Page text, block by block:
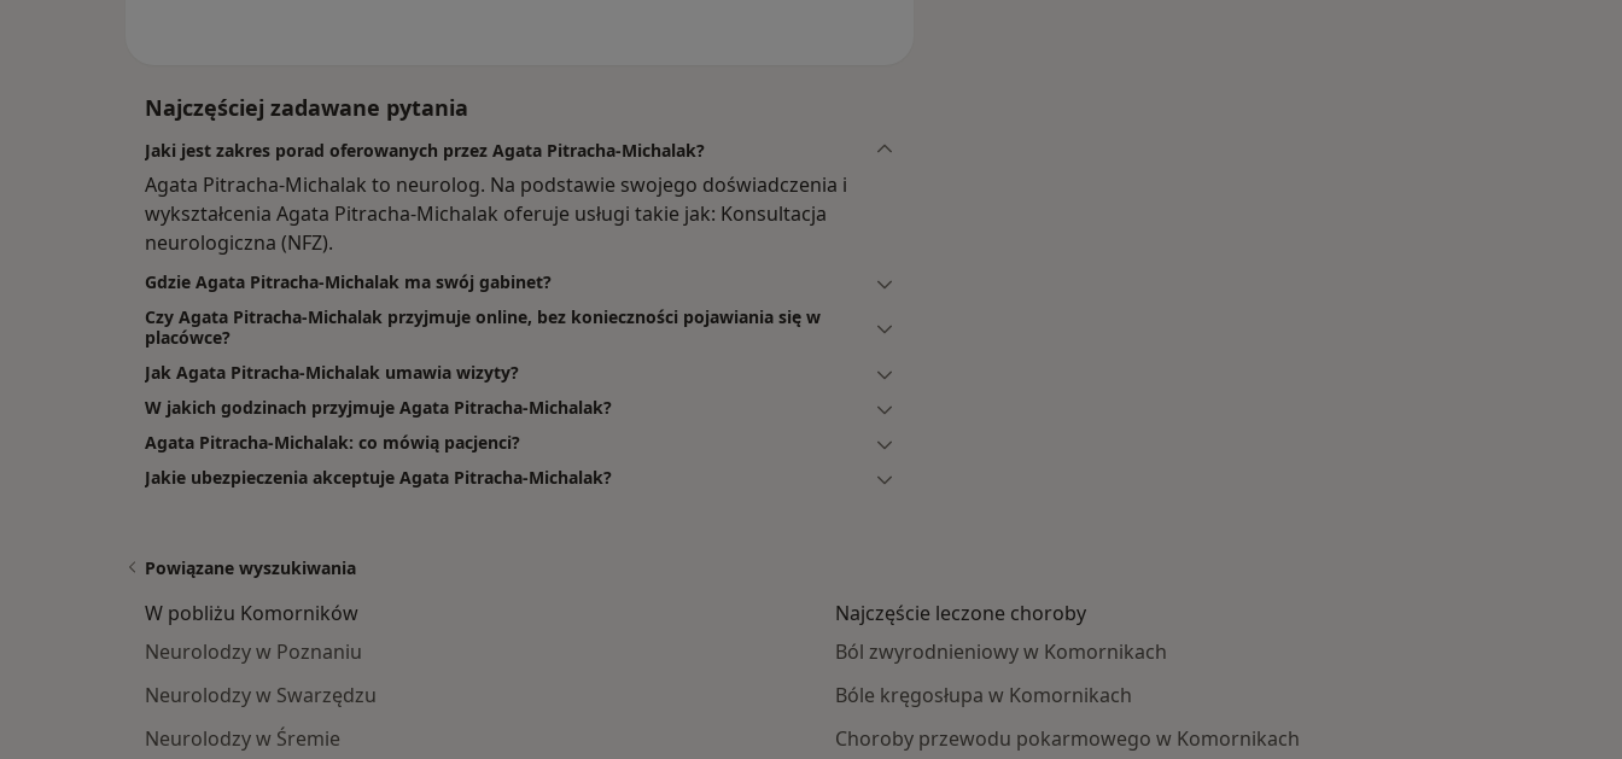
Najczęściej zadawane pytania
Jaki jest zakres porad oferowanych przez Agata Pitracha-Michalak?
Agata Pitracha-Michalak to neurolog. Na podstawie swojego doświadczenia i
wykształcenia Agata Pitracha-Michalak oferuje usługi takie jak: Konsultacja
neurologiczna (NFZ).
Gdzie Agata Pitracha-Michalak ma swój gabinet?
Czy Agata Pitracha-Michalak przyjmuje online, bez konieczności pojawiania się w
placówce?
Jak Agata Pitracha-Michalak umawia wizyty?
W jakich godzinach przyjmuje Agata Pitracha-Michalak?
Agata Pitracha-Michalak: co mówią pacjenci?
Jakie ubezpieczenia akceptuje Agata Pitracha-Michalak?
Powiązane wyszukiwania
W pobliżu Komorników
Neurolodzy w Poznaniu
Neurolodzy w Swarzędzu
Neurolodzy w Śremie
Najczęście leczone choroby
Ból zwyrodnieniowy w Komornikach
Bóle kręgosłupa w Komornikach
Choroby przewodu pokarmowego w Komornikach